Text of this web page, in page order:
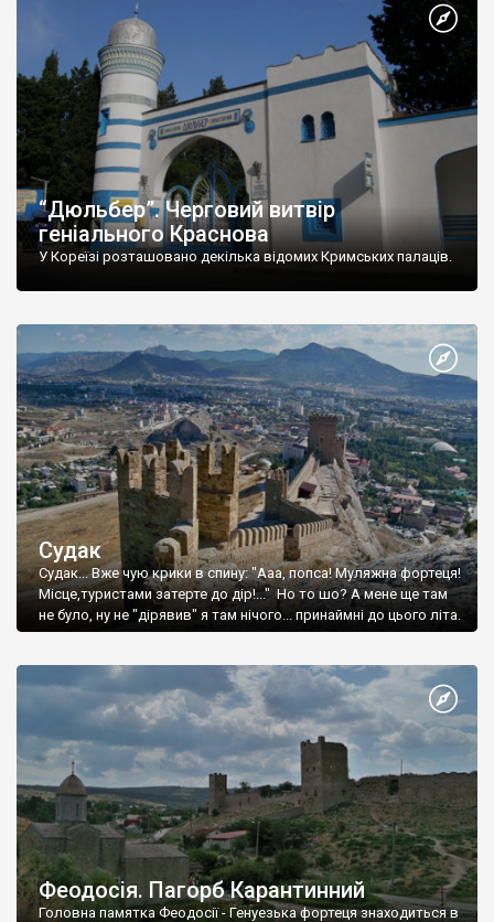
“Дюльбер”. Черговий витвір
геніального Краснова
У Кореїзі розташовано декілька відомих Кримських палаців.
Судак
Судак... Вже чую крики в спину: "Ааа, попса! Муляжна фортеця!
Місце,туристами затерте до дір!..." Но то шо? А мене ще там
не було, ну не "дірявив" я там нічого... принаймні до цього літа.
Феодосія. Пагорб Карантинний
Головна памятка Феодосії - Генуезька фортеця знаходиться в